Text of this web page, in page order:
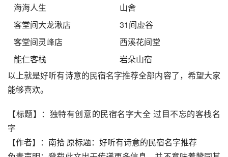
海海人生
山舍
客堂间大龙湫店
31间虚谷
客堂间灵峰店
西溪花间堂
能仁客栈
岩朵山宿
以上就是好听有诗意的民宿名字推荐全部内容了，希望大家
能够喜欢。
【标题】：独特有创意的民宿名字大全 过目不忘的客栈名
字
【作者】：南拾 原标题：好听有诗意的民宿名字推荐